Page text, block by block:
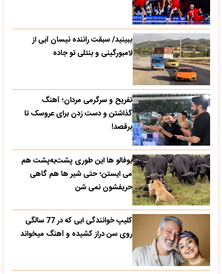
ببینید/ سبقت راننده نیسان آبی از
لامبورگینی و بنتلی تو جاده
تفریح و سرگرمی مردان؛ آهنگ
گذاشتن و دست زدن برای عروسک تا
برقصد!
بوفالو ها این‌ طوری پشت‌به‌پشت هم
می‌ ایستن؛ حتی شیر ها هم گاهی
حریفشون نمی‌ شن
کلیپ خوانندگی ابی که در 77 سالگی
روی سن دراز کشیده و آهنگ میخواند